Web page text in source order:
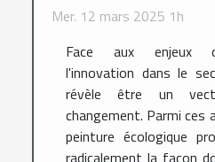
Mer. 12 mars 2025 1h
Face aux enjeux
l'innovation dans le
révèle être un
changement. Parmi ces
peinture écologique